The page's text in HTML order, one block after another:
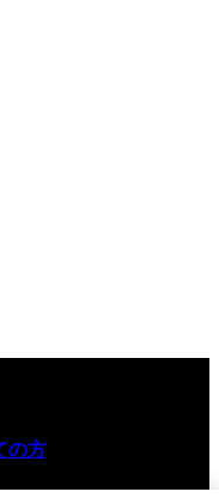
の方